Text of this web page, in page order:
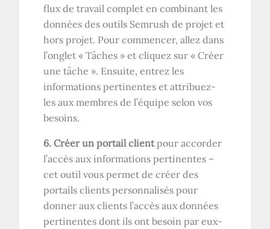
flux de travail complet en combinant les
données des outils Semrush de projet et
hors projet. Pour commencer, allez dans
l’onglet « Tâches » et cliquez sur « Créer
une tâche ». Ensuite, entrez les
informations pertinentes et attribuez-
les aux membres de l’équipe selon vos
besoins.
6. Créer un portail clientpour accorder
l’accès aux informations pertinentes –
cet outil vous permet de créer des
portails clients personnalisés pour
donner aux clients l’accès aux données
pertinentes dont ils ont besoin par eux-